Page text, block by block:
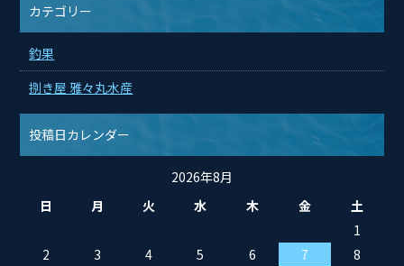
カテゴリー
釣果
捌き屋 雅々丸水産
投稿日カレンダー
2026年8月
日
月 火 水 木 金 土
1
2
3 4 5 6 7
8